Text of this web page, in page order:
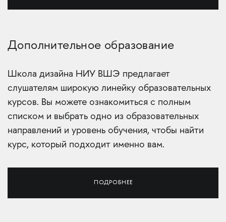
Дополнительное образование
Школа дизайна НИУ ВШЭ предлагает
слушателям широкую линейку образовательных
курсов. Вы можете ознакомиться с полным
списком и выбрать одно из образовательных
направлений и уровень обучения, чтобы найти
курс, который подходит именно вам.
ПОДРОБНЕЕ